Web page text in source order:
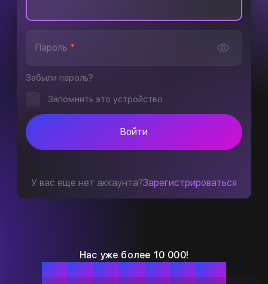
Нас уже более 10 000!
Пароль *
Забыли пароль?
Запомнить это устройство
Войти
У вас еще нет аккаунта?Зарегистрироваться